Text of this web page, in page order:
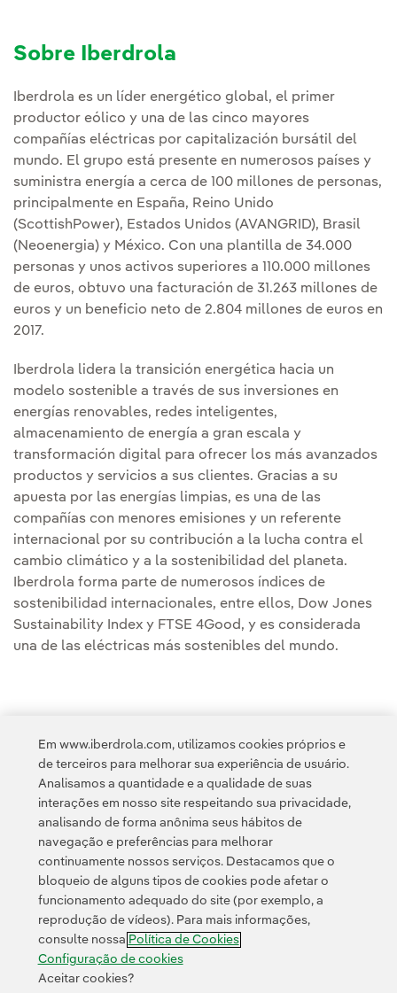
Sobre Iberdrola
Iberdrola es un líder energético global, el primer
productor eólico y una de las cinco mayores
compañías eléctricas por capitalización bursátil del
mundo. El grupo está presente en numerosos países y
suministra energía a cerca de 100 millones de personas,
principalmente en España, Reino Unido
(ScottishPower), Estados Unidos (AVANGRID), Brasil
(Neoenergia) y México. Con una plantilla de 34.000
personas y unos activos superiores a 110.000 millones
de euros, obtuvo una facturación de 31.263 millones de
euros y un beneficio neto de 2.804 millones de euros en
2017.
Iberdrola lidera la transición energética hacia un
modelo sostenible a través de sus inversiones en
energías renovables, redes inteligentes,
almacenamiento de energía a gran escala y
transformación digital para ofrecer los más avanzados
productos y servicios a sus clientes. Gracias a su
apuesta por las energías limpias, es una de las
compañías con menores emisiones y un referente
internacional por su contribución a la lucha contra el
cambio climático y a la sostenibilidad del planeta.
Iberdrola forma parte de numerosos índices de
sostenibilidad internacionales, entre ellos, Dow Jones
Sustainability Index y FTSE 4Good, y es considerada
una de las eléctricas más sostenibles del mundo.
Al cambio actual, más de 6.800 millones de euros
Contato Clientes Política de Privacidade Informação legal
Transparência no uso da IA Política de cookies
Acessibilidade
Em www.iberdrola.com, utilizamos cookies próprios e
de terceiros para melhorar sua experiência de usuário.
Analisamos a quantidade e a qualidade de suas
interações em nosso site respeitando sua privacidade,
analisando de forma anônima seus hábitos de
navegação e preferências para melhorar
continuamente nossos serviços. Destacamos que o
bloqueio de alguns tipos de cookies pode afetar o
funcionamento adequado do site (por exemplo, a
reprodução de vídeos). Para mais informações,
consulte nossa Política de Cookies
Configuração de cookies
Aceitar cookies?